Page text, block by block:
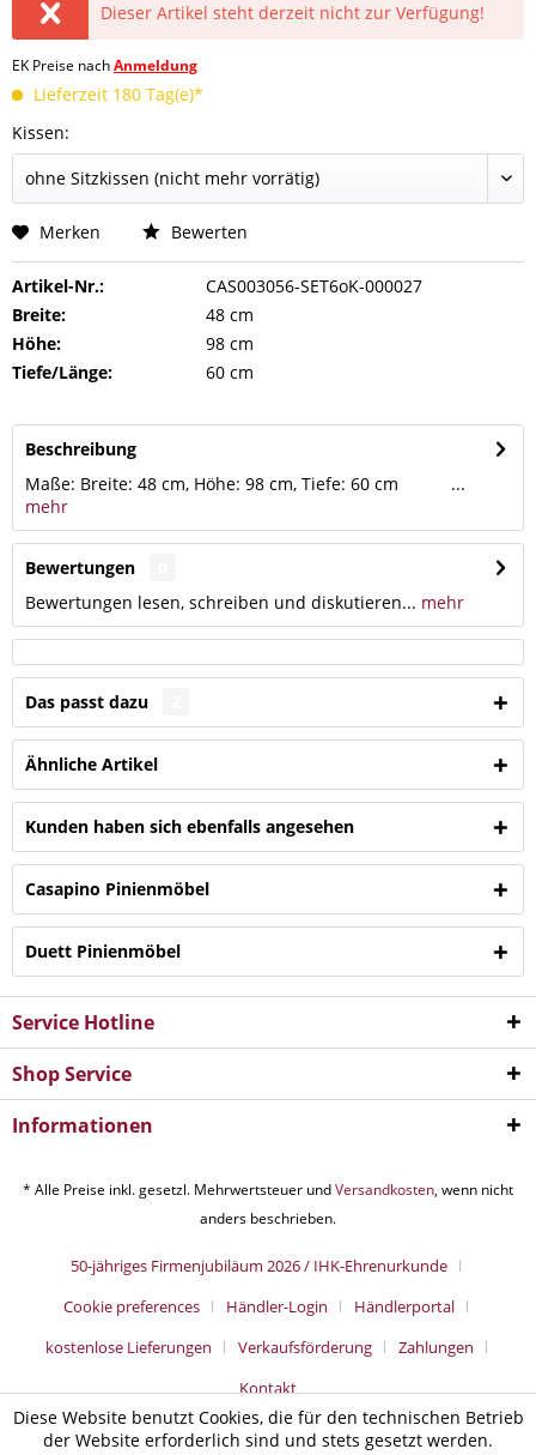
Dieser Artikel steht derzeit nicht zur Verfügung!
EK Preise nachAnmeldung
Lieferzeit 180 Tag(e)*
Kissen:
Merken Bewerten
Artikel-Nr.:
CAS003056-SET6oK-000027
Breite:
48 cm
Höhe:
98 cm
Tiefe/Länge:
60 cm
Beschreibung
Maße: Breite: 48 cm, Höhe: 98 cm, Tiefe: 60 cm ...
mehr
Bewertungen
Bewertungen lesen, schreiben und diskutieren... mehr
Das passt dazu
Ähnliche Artikel
Kunden haben sich ebenfalls angesehen
Casapino Pinienmöbel
Duett Pinienmöbel
Service Hotline
Shop Service
Informationen
* Alle Preise inkl. gesetzl. Mehrwertsteuer undVersandkosten, wenn nicht
anders beschrieben.
50-jähriges Firmenjubiläum 2026 / IHK-Ehrenurkunde
Cookie preferences
Händler-Login
Händlerportal
kostenlose Lieferungen
Verkaufsförderung
Zahlungen
Kontakt
Diese Website benutzt Cookies, die für den technischen Betrieb
der Website erforderlich sind und stets gesetzt werden.